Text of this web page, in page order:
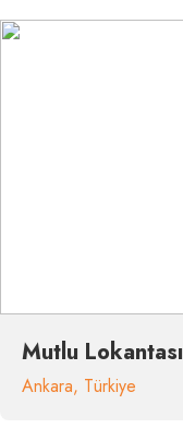
Mutlu Lokantası
Ankara, Türkiye